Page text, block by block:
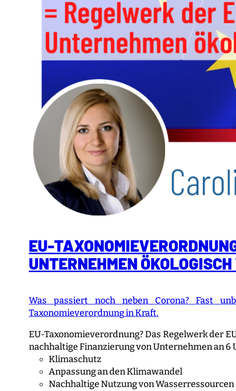
EU-
UNTERNEHMEN
Was passiert noch neben Corona?Fast
Taxonomieverordnungin Kraft.
EU-Taxonomieverordnung? Das Regelwerk der
nachhaltige Finanzierung von Unternehmen an 6
Klimaschutz
Anpassung an den Klimawandel
Nachhaltige Nutzung von Wasserressourcen